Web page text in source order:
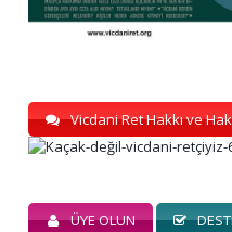
Vicdani Ret Hakkı ve
ÜYE OLUN